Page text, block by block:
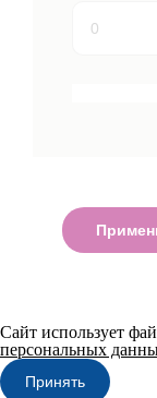
Сайт использует
персональных
Принять